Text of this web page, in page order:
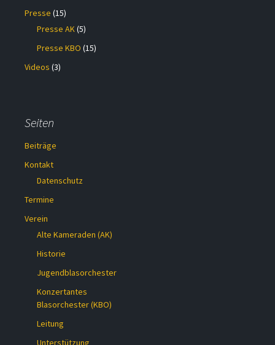
Presse (15)
Presse AK(5)
Presse KBO (15)
Videos (3)
Seiten
Beiträge
Kontakt
Datenschutz
Termine
Verein
Alte Kameraden (AK)
Historie
Jugendblasorchester
Konzertantes
Blasorchester (KBO)
Leitung
Unterstützung